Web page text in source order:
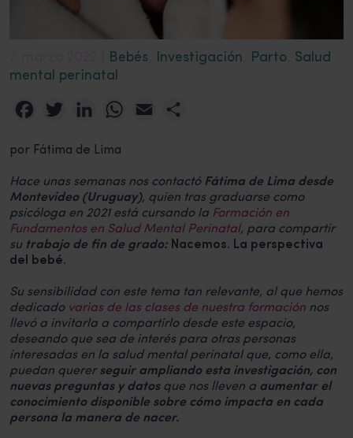
Bebés Investigación Parto Salud
mental perinatal
FacebookTwitterLinkedInWhatsApp
Email
por Fátima de Lima
Hace unas semanas nos contactó Fátima de Lima desde
Montevideo (Uruguay), quien tras graduarse como
psicóloga en 2021 está cursando la Formación en
Fundamentos en Salud Mental Perinatal, para compartir
su trabajo de fin de grado: Nacemos. La perspectiva
del bebé.
Su sensibilidad con este tema tan relevante, al que hemos
dedicado varias de las clases de nuestra formación nos
llevó a invitarla a compartirlo desde este espacio,
deseando que sea de interés para otras personas
interesadas en la salud mental perinatal que, como ella,
puedan quererseguir ampliando esta investigación, con
nuevas preguntas y datos que nos lleven a aumentar el
conocimiento disponible sobre cómo impacta en cada
persona la manera de nacer.